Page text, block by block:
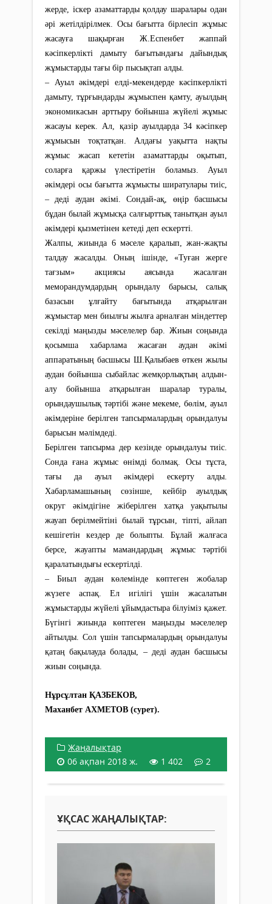
жерде, іскер азаматтарды қолдау шаралары одан
әрі жетілдірілмек. Осы бағытта бірлесіп жұмыс
жасауға шақырған Ж.Еспенбет жаппай
кәсіпкерлікті дамыту бағытындағы дайындық
жұмыстарды тағы бір пысықтап алды.
– Ауыл әкімдері елді-мекендерде кәсіпкерлікті
дамыту, тұрғындарды жұмыспен қамту, ауылдың
экономикасын арттыру бойынша жүйелі жұмыс
жасауы керек. Ал, қазір ауылдарда 34 кәсіпкер
жұмысын тоқтатқан. Алдағы уақытта нақты
жұмыс жасап кететін азаматтарды оқытып,
соларға қаржы үлестіретін боламыз. Ауыл
әкімдері осы бағытта жұмысты ширатулары тиіс,
– деді аудан әкімі. Сондай-ақ, өңір басшысы
бұдан былай жұмысқа салғырттық танытқан ауыл
әкімдері қызметінен кетеді деп ескертті.
Жалпы, жиында 6 мәселе қаралып, жан-жақты
талдау жасалды. Оның ішінде, «Туған жерге
тағзым» акциясы аясында жасалған
меморандумдардың орындалу барысы, салық
базасын ұлғайту бағытында атқарылған
жұмыстар мен биылғы жылға арналған міндеттер
секілді маңызды мәселелер бар. Жиын соңында
қосымша хабарлама жасаған аудан әкімі
аппаратының басшысы Ш.Қалыбаев өткен жылы
аудан бойынша сыбайлас жемқорлықтың алдын-
алу бойынша атқарылған шаралар туралы,
орындаушылық тәртібі және мекеме, бөлім, ауыл
әкімдеріне берілген тапсырмалардың орындалуы
барысын мәлімдеді.
Берілген тапсырма дер кезінде орындалуы тиіс.
Сонда ғана жұмыс өнімді болмақ. Осы тұста,
тағы да ауыл әкімдері ескерту алды.
Хабарламашының сөзінше, кейбір ауылдық
округ әкімдігіне жіберілген хатқа уақытылы
жауап берілмейтіні былай тұрсын, тіпті, айлап
кешігетін кездер де болыпты. Бұлай жалғаса
берсе, жауапты мамандардың жұмыс тәртібі
қаралатындығы ескертілді.
– Биыл аудан көлемінде көптеген жобалар
жүзеге аспақ. Ел игілігі үшін жасалатын
жұмыстарды жүйелі ұйымдастыра білуіміз қажет.
Бүгінгі жиында көптеген маңызды мәселелер
айтылды. Сол үшін тапсырмалардың орындалуы
қатаң бақылауда болады, – деді аудан басшысы
жиын соңында.
Нұрсұлтан ҚАЗБЕКОВ,
Маханбет АХМЕТОВ (сурет).
Жаңалықтар
06 ақпан 2018 ж.
1 402 2
ҰҚСАС ЖАҢАЛЫҚТАР: